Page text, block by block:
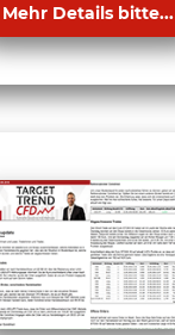
Mehr Details bitte...